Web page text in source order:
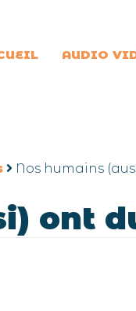
AUDIO
Nos humains
ont